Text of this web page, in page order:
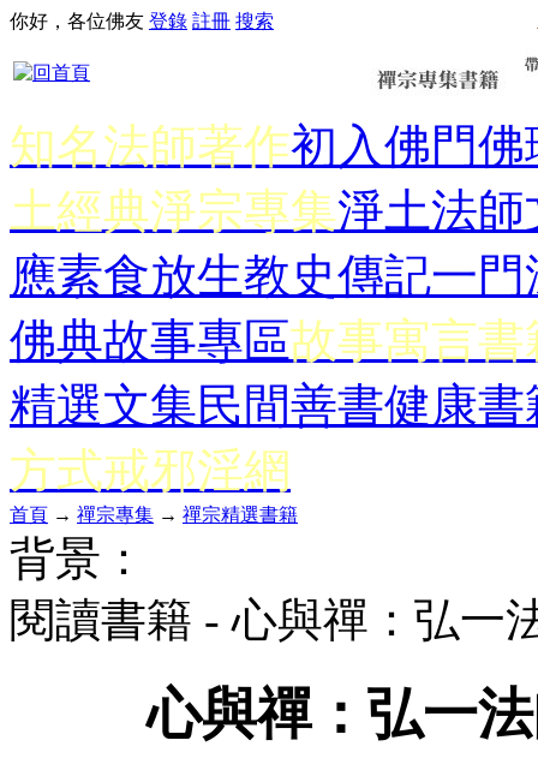
你好，各位佛友 登錄 註冊 搜索
知名法師著作初入佛門佛
土經典淨宗專集淨土法師
應素食放生教史傳記一門
佛典故事專區故事寓言書
精選文集民間善書健康書
方式戒邪淫網
首頁 → 禪宗專集 → 禪宗精選書籍
背景：
閱讀書籍 - 心與禪：弘
心與禪：弘一